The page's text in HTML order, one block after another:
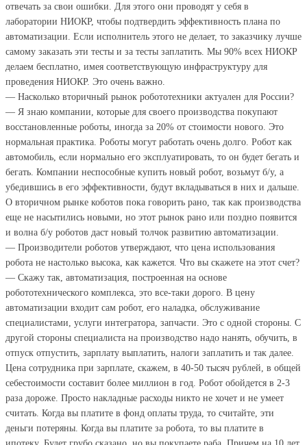
отвечать за свои ошибки. Для этого они проводят у себя в
лаборатории НИОКР, чтобы подтвердить эффективность плана по
автоматизации. Если исполнитель этого не делает, то заказчику лучше
самому заказать эти тесты и за тесты заплатить. Мы 90% всех НИОКР
делаем бесплатно, имея соответствующую инфраструктуру для
проведения НИОКР. Это очень важно.
— Насколько вторичный рынок робототехники актуален для России?
— Я знаю компании, которые для своего производства покупают
восстановленные роботы, иногда за 20% от стоимости нового. Это
нормальная практика. Роботы могут работать очень долго. Робот как
автомобиль, если нормально его эксплуатировать, то он будет бегать и
бегать. Компании неспособные купить новый робот, возьмут б/у, а
убедившись в его эффективности, будут вкладываться в них и дальше.
О вторичном рынке коботов пока говорить рано, так как производства
еще не насытились новыми, но этот рынок рано или поздно появится
и волна б/у роботов даст новый толчок развитию автоматизации.
— Производители роботов утверждают, что цена использования
робота не настолько высока, как кажется. Что вы скажете на этот счет?
— Скажу так, автоматизация, построенная на основе
робототехнического комплекса, это все-таки дорого. В цену
автоматизации входит сам робот, его наладка, обслуживание
специалистами, услуги интегратора, запчасти. Это с одной стороны. С
другой стороны специалиста на производство надо нанять, обучить, в
отпуск отпустить, зарплату выплатить, налоги заплатить и так далее.
Цена сотрудника при зарплате, скажем, в 40-50 тысяч рублей, в общей
себестоимости составит более миллион в год. Робот обойдется в 2-3
раза дороже. Просто накладные расходы никто не хочет и не умеет
считать. Когда вы платите в фонд оплаты труда, то считайте, эти
деньги потеряны. Когда вы платите за робота, то вы платите в